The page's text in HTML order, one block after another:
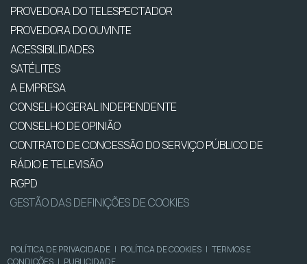
PROVEDORA DO TELESPECTADOR
PROVEDORA DO OUVINTE
ACESSIBILIDADES
SATÉLITES
A EMPRESA
CONSELHO GERAL INDEPENDENTE
CONSELHO DE OPINIÃO
CONTRATO DE CONCESSÃO DO SERVIÇO PÚBLICO DE
RÁDIO E TELEVISÃO
RGPD
GESTÃO DAS DEFINIÇÕES DE COOKIES
POLÍTICA DE PRIVACIDADE | POLÍTICA DE COOKIES | TERMOS E
CONDIÇÕES | PUBLICIDADE